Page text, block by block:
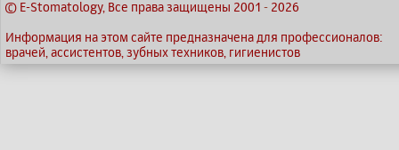
© E-Stomatology, Все права защищены 2001 - 2026
Информация на этом сайте предназначена для профессионалов:
врачей, ассистентов, зубных техников, гигиенистов